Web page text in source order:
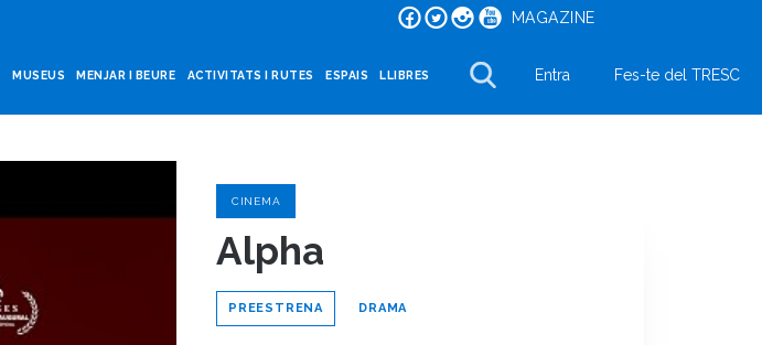
MAGAZINE
MUSEUS MENJAR I BEURE ACTIVITATS I RUTES ESPAIS LLIBRES Entra Fes-te del TRESC
CINEMA
Alpha
PREESTRENA DRAMA